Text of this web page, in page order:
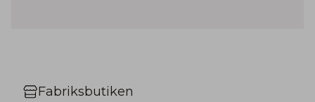
Fabriksbutiken